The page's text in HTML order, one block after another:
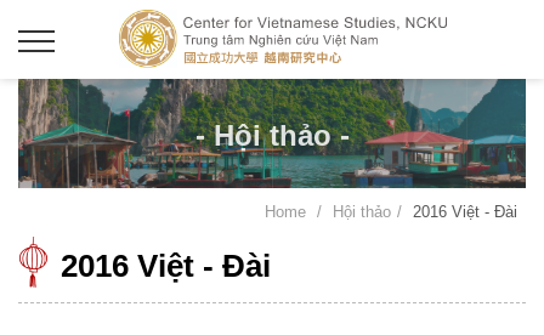
- Hội thảo -
Home Hội thảo 2016 Việt - Đài
2016 Việt - Đài